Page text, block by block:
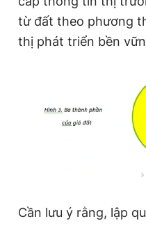
từ đất theo phương
thị phát triển bền
Cần lưu ý rằng, lập